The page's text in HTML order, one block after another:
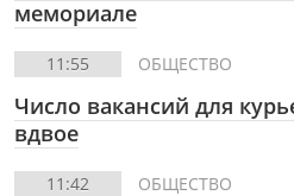
мемориале
11:55 ОБЩЕСТВО
Число вакансий для
вдвое
11:42 ОБЩЕСТВО